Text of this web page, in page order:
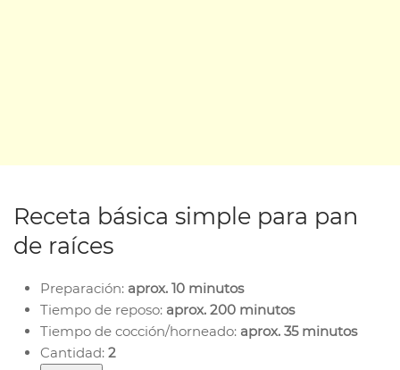
Receta básica simple para pan
de raíces
Preparación: aprox. 10 minutos
Tiempo de reposo: aprox. 200 minutos
Tiempo de cocción/horneado: aprox. 35 minutos
Cantidad: 2